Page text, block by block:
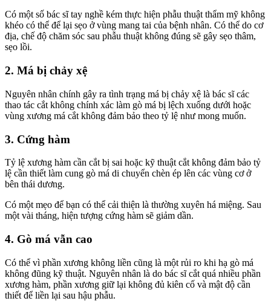
Có một số bác sĩ tay nghề kém thực hiện phẫu thuật thẩm mỹ không
khéo có thể để lại sẹo ở vùng mang tai của bệnh nhân. Có thể do cơ
địa, chế độ chăm sóc sau phẫu thuật không đúng sẽ gây sẹo thâm,
sẹo lồi.
2. Má bị chảy xệ
Nguyên nhân chính gây ra tình trạng má bị chảy xệ là bác sĩ các
thao tác cắt không chính xác làm gò má bị lệch xuống dưới hoặc
vùng xương má cắt không đảm bảo theo tỷ lệ như mong muốn.
3. Cứng hàm
Tỷ lệ xương hàm cần cắt bị sai hoặc kỹ thuật cắt không đảm bảo tỷ
lệ cần thiết làm cung gò má di chuyển chèn ép lên các vùng cơ ở
bên thái dương.
Có một mẹo để bạn có thể cải thiện là thường xuyên há miệng. Sau
một vài tháng, hiện tượng cứng hàm sẽ giảm dần.
4. Gò má vẫn cao
Có thể vì phần xương không liền cũng là một rủi ro khi hạ gò má
không đũng kỹ thuật. Nguyên nhân là do bác sĩ cắt quá nhiều phần
xương hàm, phần xương giữ lại không đủ kiên cố và mật độ cần
thiết để liền lại sau hậu phẫu.